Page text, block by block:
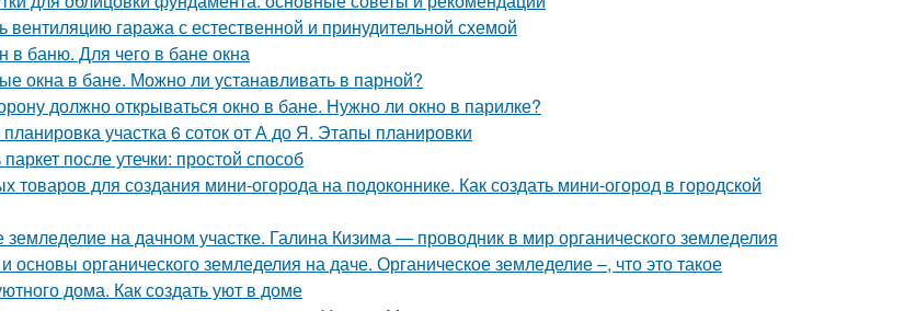
вентиляцию гаража с естественной и принудительной схемой
в баню. Для чего в бане окна
окна в бане. Можно ли устанавливать в парной?
должно открываться окно в бане. Нужно ли окно в парилке?
участка 6 соток от А до Я. Этапы планировки
после утечки: простой способ
товаров для создания мини-огорода на подоконнике. Как создать мини-огород в городской
на дачном участке. Галина Кизима — проводник в мир органического земледелия
основы органического земледелия на даче. Органическое земледелие –, что это такое
дома. Как создать уют в доме